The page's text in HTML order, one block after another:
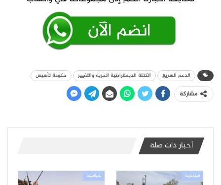
الدعم السريع الكتلة الديمقراطية الحرية والتغيير حكومة تأسيس
مشاركة
أخبار ذات صلة
سياسية سياسية